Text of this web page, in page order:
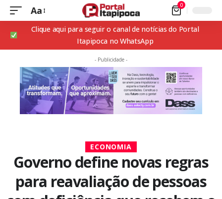
Aa 0
Clique aqui para seguir o canal de notícias do Portal
Itapipoca no WhatsApp
- Publicidade -
ECONOMIA
Governo define novas regras
para reavaliação de pessoas